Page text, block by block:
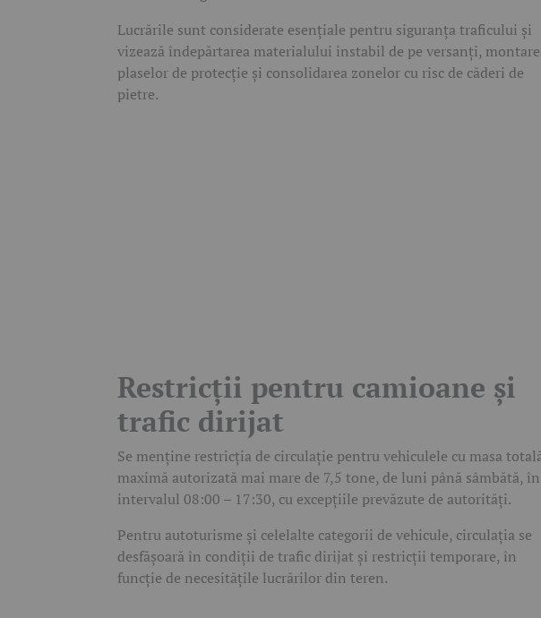
Lucrările sunt considerate esențiale pentru siguranța traficului și
vizează îndepărtarea materialului instabil de pe versanți,
plaselor de protecție și consolidarea zonelor cu risc de căderi de
pietre.
Restricții pentru camioane și
trafic dirijat
Se menține restricția de circulație pentru vehiculele cu masa
maximă autorizată mai mare de 7,5 tone, de luni până sâmbătă, în
intervalul 08:00 – 17:30, cu excepțiile prevăzute de autorități.
Pentru autoturisme și celelalte categorii de vehicule, circulația se
desfășoară în condiții de trafic dirijat și restricții temporare, în
funcție de necesitățile lucrărilor din teren.